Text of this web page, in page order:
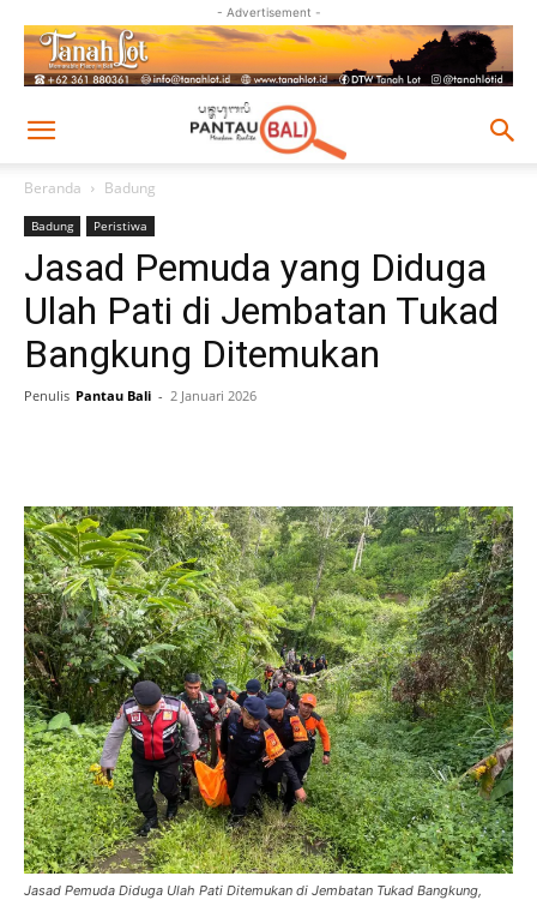
- Advertisement -
Beranda Badung
Badung Peristiwa
Jasad Pemuda yang Diduga
Ulah Pati di Jembatan Tukad
Bangkung Ditemukan
Penulis Pantau Bali - 2 Januari 2026
Jasad Pemuda Diduga Ulah Pati Ditemukan di Jembatan Tukad Bangkung,